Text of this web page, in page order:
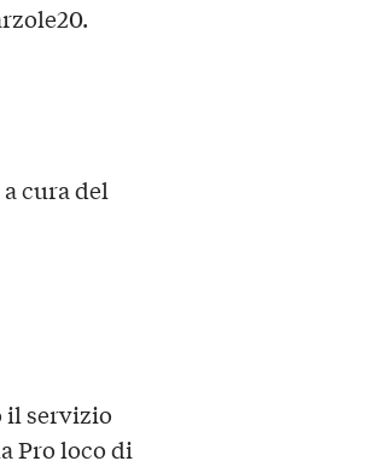
cura del
il servizio
Pro loco di